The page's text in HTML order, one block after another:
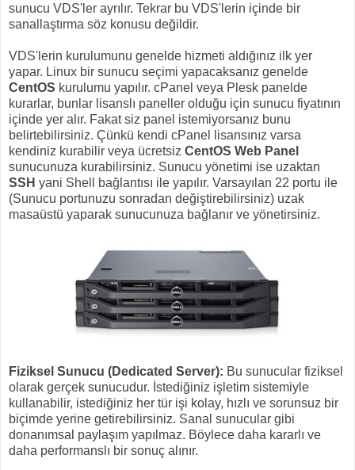
sunucu VDS'ler ayrılır. Tekrar bu VDS'lerin içinde bir
sanallaştırma söz konusu değildir.
VDS'lerin kurulumunu genelde hizmeti aldığınız ilk yer
yapar. Linux bir sunucu seçimi yapacaksanız genelde
CentOS kurulumu yapılır. cPanel veya Plesk panelde
kurarlar, bunlar lisanslı paneller olduğu için sunucu fiyatının
içinde yer alır. Fakat siz panel istemiyorsanız bunu
belirtebilirsiniz. Çünkü kendi cPanel lisansınız varsa
kendiniz kurabilir veya ücretsiz CentOS Web Panel
sunucunuza kurabilirsiniz. Sunucu yönetimi ise uzaktan
SSH yani Shell bağlantısı ile yapılır. Varsayılan 22 portu ile
(Sunucu portunuzu sonradan değiştirebilirsiniz) uzak
masaüstü yaparak sunucunuza bağlanır ve yönetirsiniz.
Fiziksel Sunucu (Dedicated Server): Bu sunucular fiziksel
olarak gerçek sunucudur. İstediğiniz işletim sistemiyle
kullanabilir, istediğiniz her tür işi kolay, hızlı ve sorunsuz bir
biçimde yerine getirebilirsiniz. Sanal sunucular gibi
donanımsal paylaşım yapılmaz. Böylece daha kararlı ve
daha performanslı bir sonuç alınır.​